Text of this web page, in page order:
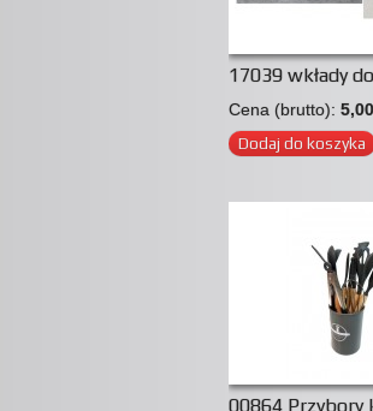
17039 wkłady
Cena (brutto):
Dodaj do koszyka
00864 Przybory